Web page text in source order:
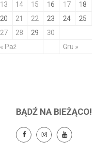
« Paź Gru »
13
14 15 16 17 18
20
21 22 23 24 25
27
28 29 30
BĄDŹ NA BIEŻĄCO!